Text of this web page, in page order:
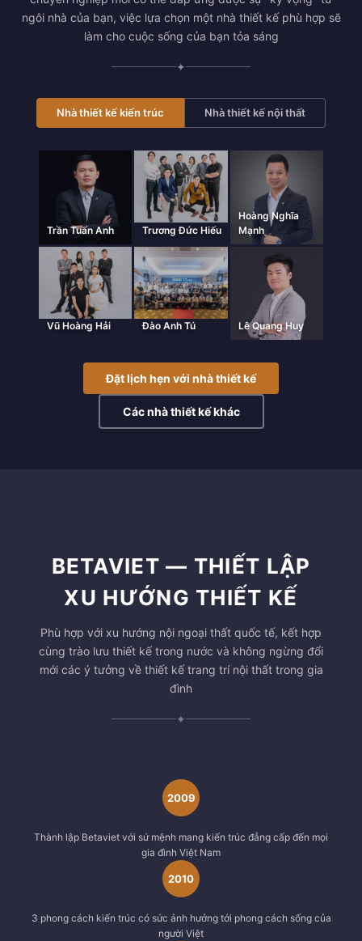
ngôi nhà của bạn, việc lựa chọn một nhà thiết kế phù hợp sẽ
làm cho cuộc sống của bạn tỏa sáng
✦
Nhà thiết kế kiến trúc Nhà thiết kế nội thất
Trần Tuấn Anh Trương Đức Hiếu
Hoàng Nghĩa
Mạnh
Vũ Hoàng Hải Đào Anh Tú Lê Quang Huy
Đặt lịch hẹn với nhà thiết kế
Các nhà thiết kế khác
BETAVIET — THIẾT LẬP
XU HƯỚNG THIẾT KẾ
Phù hợp với xu hướng nội ngoại thất quốc tế, kết hợp
cùng trào lưu thiết kế trong nước và không ngừng đổi
mới các ý tưởng về thiết kế trang trí nội thất trong gia
đình
✦
2009
Thành lập Betaviet với sứ mệnh mang kiến trúc đẳng cấp đến mọi
gia đình Việt Nam
2010
3 phong cách kiến trúc có sức ảnh hưởng tới phong cách sống của
người Việt